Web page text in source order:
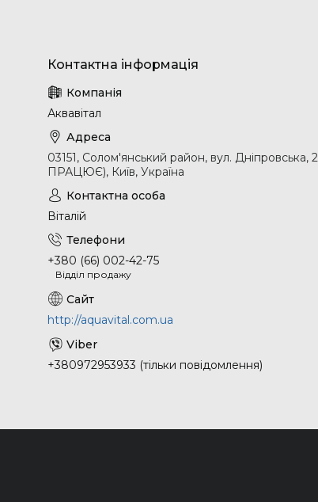
Аквавітал
03151, Солом'янський район, вул.
ПРАЦЮЄ), Київ, Україна
Віталій
+380 (66) 002-42-75
Відділ продажу
http://aquavital.com.ua
+380972953933 (тільки повідомлення)